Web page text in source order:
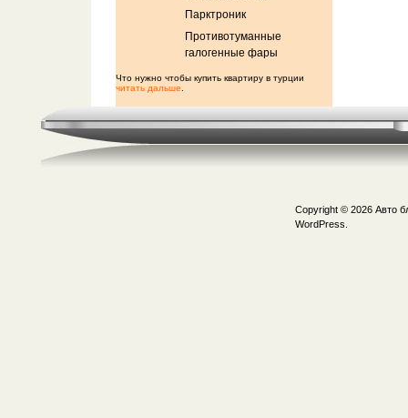
Парктроник
Противотуманные
галогенные фары
Что нужно чтобы купить квартиру в турции
читать дальше
Copyright © 2026 Авто
WordPress.